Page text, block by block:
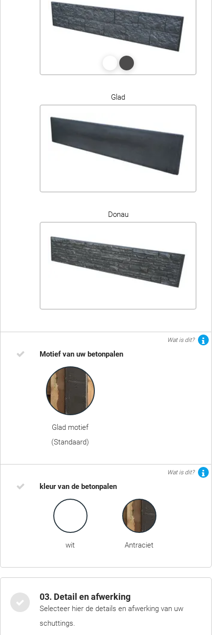
Glad
Donau
Wat is dit?
Motief van uw betonpalen
Glad motief
(Standaard)
Wat is dit?
kleur van de betonpalen
wit Antraciet
03. Detail en afwerking
Selecteer hier de details en afwerking van uw
schuttings.